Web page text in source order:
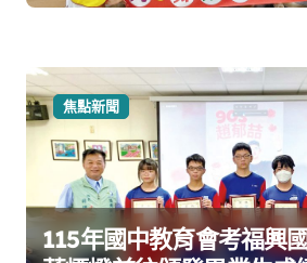
焦點新聞
115年國中教育會考福興